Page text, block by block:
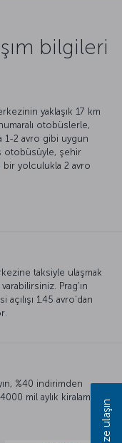
bilgileri
yaklaşık 17 km
otobüslerle,
1-2 avro gibi uygun
otobüsüyle, şehir
bir yolculukla 2 avro
taksiyle ulaşmak
Prag'ın
1.45 avro'dan
%40 indirimden
mil aylık kiralamada
Bize ulaşın